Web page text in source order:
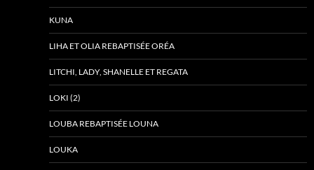
KUNA
LIHA ET OLIA REBAPTISÉE ORÉA
LITCHI, LADY, SHANELLE ET REGATA
LOKI (2)
LOUBA REBAPTISÉE LOUNA
LOUKA